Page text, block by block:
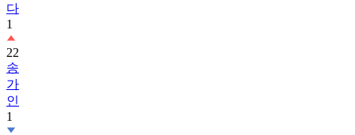
다
1
22
송
가
인
1